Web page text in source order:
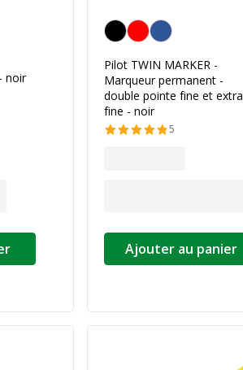
noir
Noir
Pilot TWIN MARKER -
Marqueur permanent -
double pointe fine et extra
fine - noir
5
Ajouter au panier